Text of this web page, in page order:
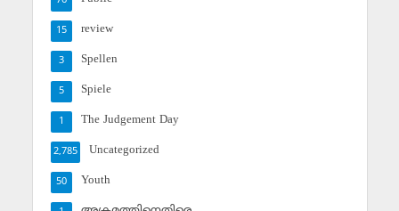
review
15
Spellen
3
Spiele
5
The Judgement Day
1
Uncategorized
2,785
Youth
50